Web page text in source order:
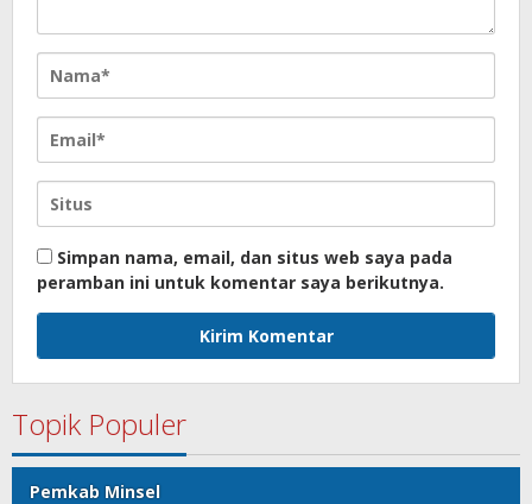
Simpan nama, email, dan situs web saya pada
peramban ini untuk komentar saya berikutnya.
Topik Populer
Pemkab Minsel